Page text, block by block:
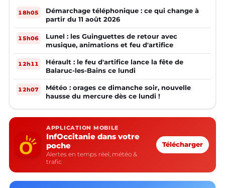
18h05
Démarchage téléphonique : ce qui change à
partir du 11 août 2026
15h06
Lunel : les Guinguettes de retour avec
musique, animations et feu d'artifice
12h11
Hérault : le feu d'artifice lance la fête de
Balaruc-les-Bains ce lundi
12h07
Météo : orages ce dimanche soir, nouvelle
hausse du mercure dès ce lundi !
APPLICATION MOBILE
InfOccitanie dans votre
poche
Alertes en temps réel, météo &
trafic
Télécharger